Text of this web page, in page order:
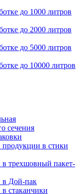
до 1000 литров
до 2000 литров
до 5000 литров
до 10000 литров
сечения
продукции в стики
в трехшовный пакет-
в Дой-пак
стаканчики